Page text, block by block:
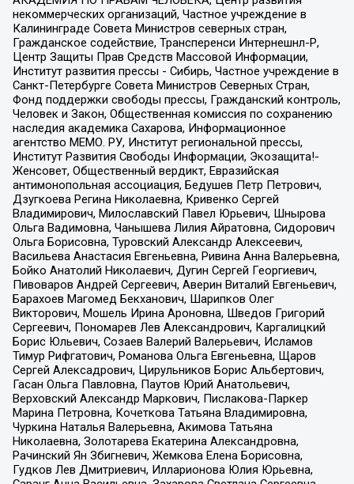
некоммерческих организаций, Частное учреждение в
Калининграде Совета Министров северных стран,
Гражданское содействие, Трансперенси Интернешнл-Р,
Центр Защиты Прав Средств Массовой Информации,
Институт развития прессы - Сибирь, Частное учреждение в
Санкт-Петербурге Совета Министров Северных Стран,
Фонд поддержки свободы прессы, Гражданский контроль,
Человек и Закон, Общественная комиссия по сохранению
наследия академика Сахарова, Информационное
агентство МЕМО. РУ, Институт региональной прессы,
Институт Развития Свободы Информации, Экозащита!-
Женсовет, Общественный вердикт, Евразийская
антимонопольная ассоциация, Бедушев Петр Петрович,
Дзугкоева Регина Николаевна, Кривенко Сергей
Владимирович, Милославский Павел Юрьевич, Шнырова
Ольга Вадимовна, Чанышева Лилия Айратовна, Сидорович
Ольга Борисовна, Туровский Александр Алексеевич,
Васильева Анастасия Евгеньевна, Ривина Анна Валерьевна,
Бойко Анатолий Николаевич, Дугин Сергей Георгиевич,
Пивоваров Андрей Сергеевич, Аверин Виталий Евгеньевич,
Барахоев Магомед Бекханович, Шарипков Олег
Викторович, Мошель Ирина Ароновна, Шведов Григорий
Сергеевич, Пономарев Лев Александрович, Каргалицкий
Борис Юльевич, Созаев Валерий Валерьевич, Исламов
Тимур Рифгатович, Романова Ольга Евгеньевна, Щаров
Сергей Алексадрович, Цирульников Борис Альбертович,
Гасан Ольга Павловна, Паутов Юрий Анатольевич,
Верховский Александр Маркович, Пислакова-Паркер
Марина Петровна, Кочеткова Татьяна Владимировна,
Чуркина Наталья Валерьевна, Акимова Татьяна
Николаевна, Золотарева Екатерина Александровна,
Рачинский Ян Збигневич, Жемкова Елена Борисовна,
Гудков Лев Дмитриевич, Илларионова Юлия Юрьевна,